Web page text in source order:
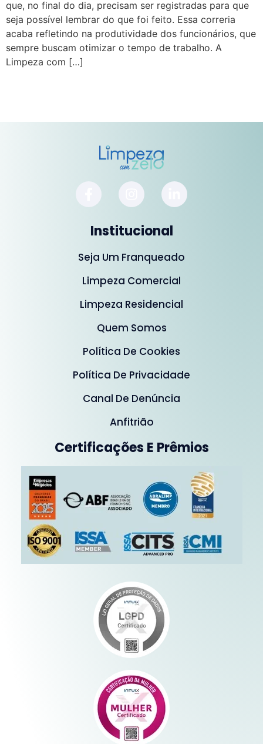
que, no final do dia, precisam ser registradas para que
seja possível lembrar do que foi feito. Essa correria
acaba refletindo na produtividade dos funcionários, que
sempre buscam otimizar o tempo de trabalho. A
Limpeza com […]
Institucional
Seja Um Franqueado
Limpeza Comercial
Limpeza Residencial
Quem Somos
Política De Cookies
Política De Privacidade
Canal De Denúncia
Anfitrião
Certificações E Prêmios